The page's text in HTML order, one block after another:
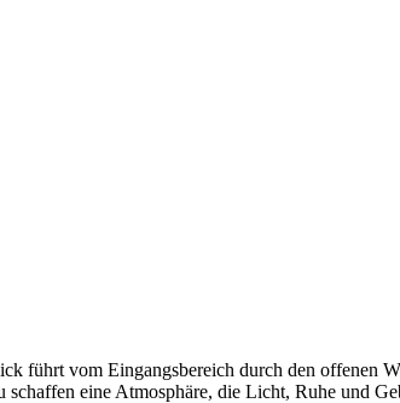
führt vom Eingangsbereich durch den offenen
eine Atmosphäre, die Licht, Ruhe und